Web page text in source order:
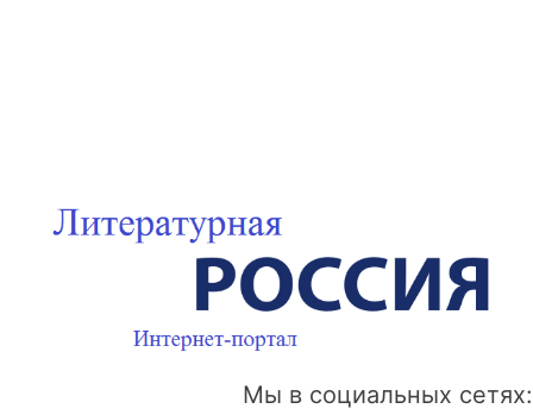
Мы в социальных сетях: